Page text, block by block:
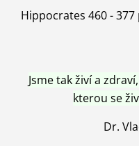
Hippocrates 460 - 377
Jsme tak živí a
kterou se
Dr.